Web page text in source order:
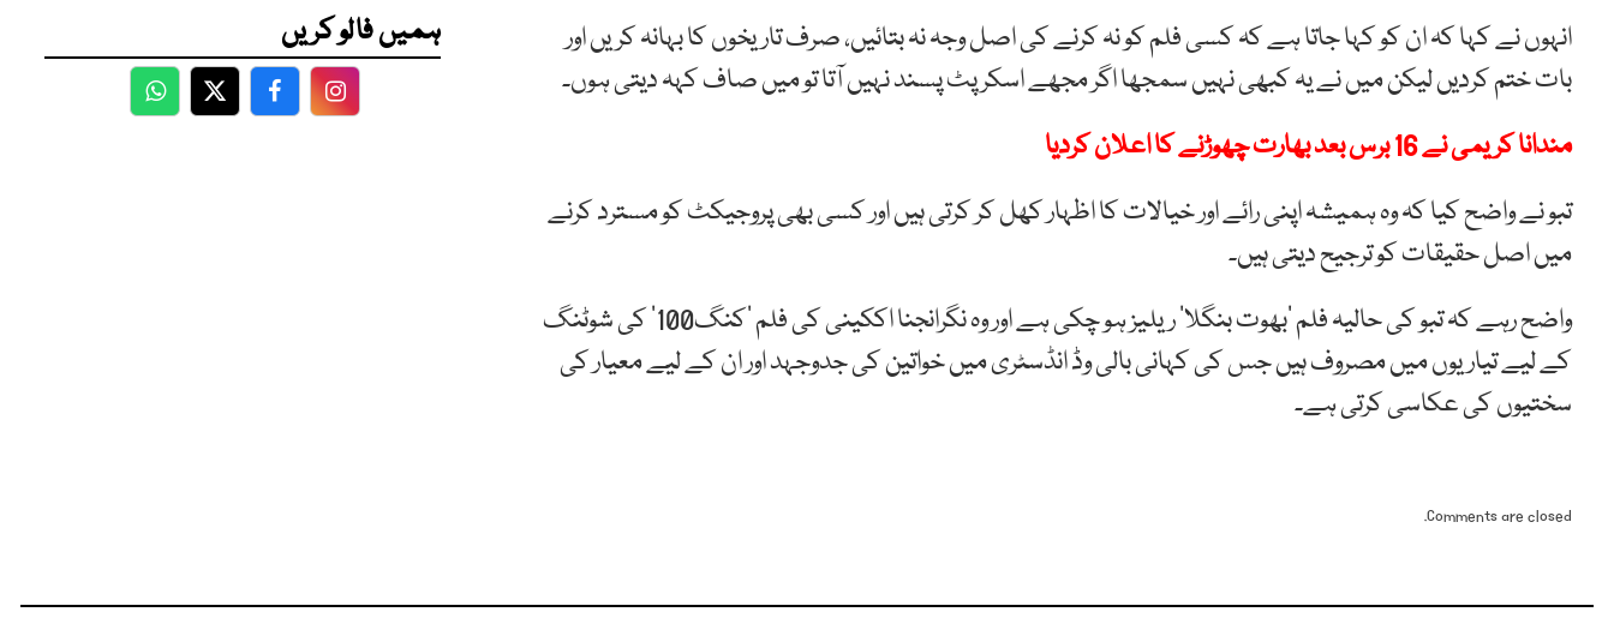
انہوں نے کہا کہ ان کو کہا جاتا ہے کہ کسی فلم کو نہ کرنے کی اصل وجہ نہ بتائیں، صرف تاریخوں کا بہانہ کریں اور
بات ختم کردیں لیکن میں نے یہ کبھی نہیں سمجھا اگر مجھے اسکرپٹ پسند نہیں آتا تو میں صاف کہہ دیتی ہوں۔
مندانا کریمی نے 16 برس بعد بھارت چھوڑنے کا اعلان کردیا
تبو نے واضح کیا کہ وہ ہمیشہ اپنی رائے اور خیالات کا اظہار کھل کر کرتی ہیں اور کسی بھی پروجیکٹ کو مسترد کرنے
میں اصل حقیقات کو ترجیح دیتی ہیں۔
واضح رہے کہ تبو کی حالیہ فلم ’بھوت بنگلا‘ ریلیز ہو چکی ہے اور وہ نگرانجنا اککینی کی فلم ’کنگ100‘ کی شوٹنگ
کے لیے تیاریوں میں مصروف ہیں جس کی کہانی بالی وڈ انڈسٹری میں خواتین کی جدوجہد اور ان کے لیے معیار کی
سختیوں کی عکاسی کرتی ہے۔
Comments are closed.
ہمیں فالو کریں
WhatsApp
TwitterFacebookFacebook